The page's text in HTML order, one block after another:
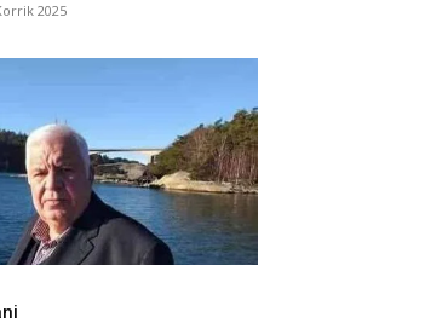
2025